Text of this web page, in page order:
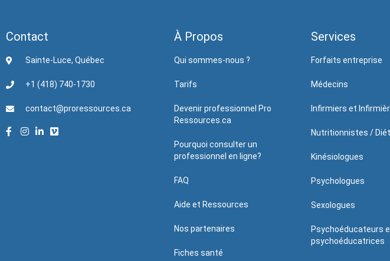
Contact
Sainte-Luce, Québec
+1 (418) 740-1730
contact@proressources.ca
À Propos
Qui sommes-nous ?
Tarifs
Devenir professionnel Pro
Ressources.ca
Pourquoi consulter un
professionnel en ligne?
FAQ
Aide et Ressources
Nos partenaires
Fiches santé
Services
Forfaits entreprise
Médecins
Infirmiers et
Nutritionnistes /
Kinésiologues
Psychologues
Sexologues
Psychoéducateurs
psychoéducatrices